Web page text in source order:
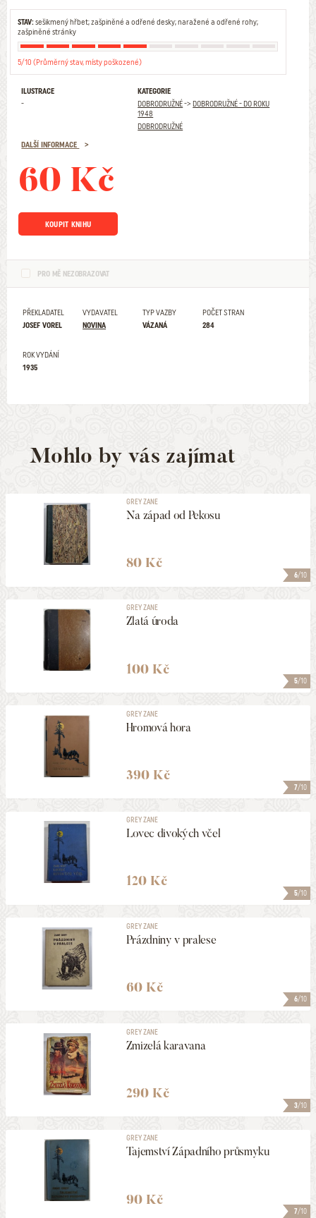
STAV:sešikmený hřbet; zašpiněné a odřené desky; naražené a odřené rohy;
zašpiněné stránky
5/10 (Průměrný stav, místy poškozené)
ILUSTRACE
-
KATEGORIE
DOBRODRUŽNÉ->DOBRODRUŽNÉ - DO ROKU
1948
DOBRODRUŽNÉ
DALŠÍ INFORMACE
60 Kč
KOUPIT KNIHU
PRO MĚ NEZOBRAZOVAT
PŘEKLADATEL
JOSEF VOREL
VYDAVATEL
NOVINA
TYP VAZBY
VÁZANÁ
POČET STRAN
284
ROK VYDÁNÍ
1935
Mohlo by vás zajímat
6/10
GREY ZANE
Na západ od Pekosu
80 Kč
5/10
GREY ZANE
Zlatá úroda
100 Kč
7/10
GREY ZANE
Hromová hora
390 Kč
5/10
GREY ZANE
Lovec divokých včel
120 Kč
6/10
GREY ZANE
Prázdniny v pralese
60 Kč
3/10
GREY ZANE
Zmizelá karavana
290 Kč
7/10
GREY ZANE
Tajemství Západního průsmyku
90 Kč